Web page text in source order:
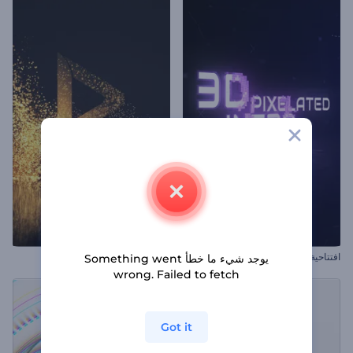
افتتاحية نقطية ثلاثية الأبعاد شعار الرماد اللامع الملهم
يوجد شيء ما خطأ Something went
wrong. Failed to fetch
Got it